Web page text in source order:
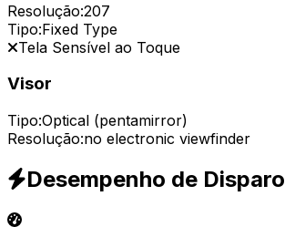
Resolução:207
Tipo:Fixed Type
Tela Sensível ao Toque
Visor
Tipo:Optical (pentamirror)
Resolução:no electronic viewfinder
Desempenho de Disparo